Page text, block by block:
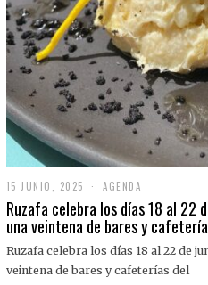
15 JUNIO, 2025
J
U
I
O
AGENDA
Ruzafa celebra los días 18 al 22
una veintena de bares y
Ruzafa celebra los días 18 al 22 de
veintena de bares y cafeterías del